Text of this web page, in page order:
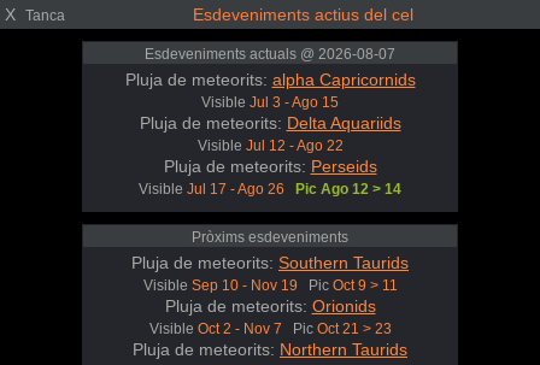
X Tanca Esdeveniments actius del cel
Esdeveniments actuals @ 2026-08-07
Pluja de meteorits: alpha Capricornids
Visible Jul 3 - Ago 15
Pluja de meteorits: Delta Aquariids
Visible Jul 12 - Ago 22
Pluja de meteorits: Perseids
Visible Jul 17 - Ago 26 Pic Ago 12 > 14
Pròxims esdeveniments
Pluja de meteorits: Southern Taurids
Visible Sep 10 - Nov 19 Pic Oct 9 > 11
Pluja de meteorits: Orionids
Visible Oct 2 - Nov 7 Pic Oct 21 > 23
Pluja de meteorits: Northern Taurids